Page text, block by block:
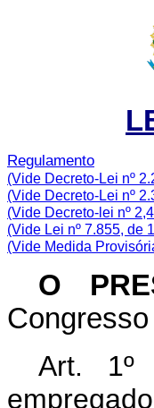
Regulamento
(Vide Decreto-Lei nº
(Vide Decreto-Lei nº
(Vide Decreto-lei nº
(Vide Lei nº 7.855, de
(Vide Medida
O
Art. 1º